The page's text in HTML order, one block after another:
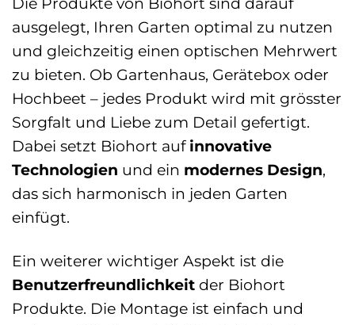
ausgelegt, Ihren Garten optimal zu nutzen
und gleichzeitig einen optischen Mehrwert
zu bieten. Ob Gartenhaus, Gerätebox oder
Hochbeet – jedes Produkt wird mit grösster
Sorgfalt und Liebe zum Detail gefertigt.
Dabei setzt Biohort auf innovative
Technologien und ein modernes Design,
das sich harmonisch in jeden Garten
einfügt.
Ein weiterer wichtiger Aspekt ist die
Benutzerfreundlichkeit der Biohort
Produkte. Die Montage ist einfach und